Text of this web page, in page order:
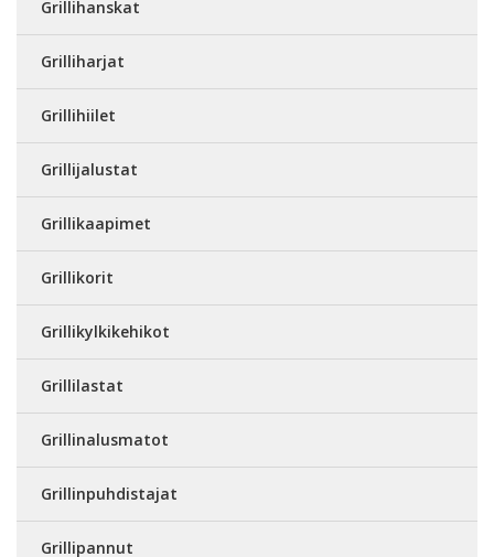
Grillihanskat
Grilliharjat
Grillihiilet
Grillijalustat
Grillikaapimet
Grillikorit
Grillikylkikehikot
Grillilastat
Grillinalusmatot
Grillinpuhdistajat
Grillipannut